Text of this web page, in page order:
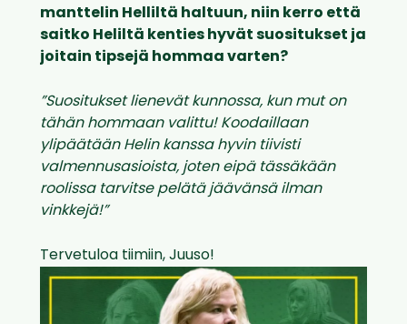
manttelin Helliltä haltuun, niin kerro että
saitko Heliltä kenties hyvät suositukset ja
joitain tipsejä hommaa varten?
”Suositukset lienevät kunnossa, kun mut on
tähän hommaan valittu! Koodaillaan
ylipäätään Helin kanssa hyvin tiivisti
valmennusasioista, joten eipä tässäkään
roolissa tarvitse pelätä jäävänsä ilman
vinkkejä!”
Tervetuloa tiimiin, Juuso!